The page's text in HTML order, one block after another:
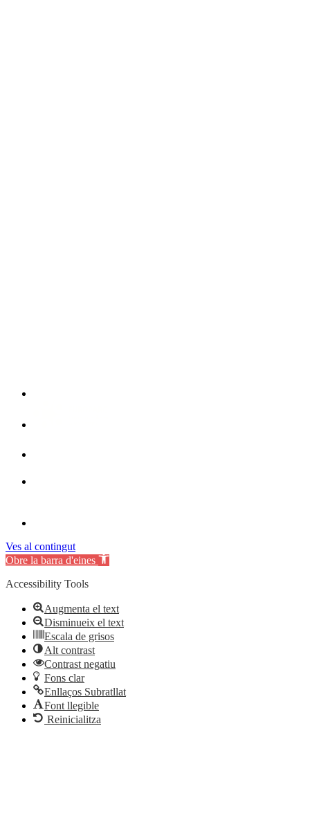
Ves al contingut
Obre la barra d'eines
Accessibility Tools
Augmenta el text
Disminueix el text
Escala de grisos
Alt contrast
Contrast negatiu
Fons clar
Enllaços Subratllat
Font llegible
Reinicialitza